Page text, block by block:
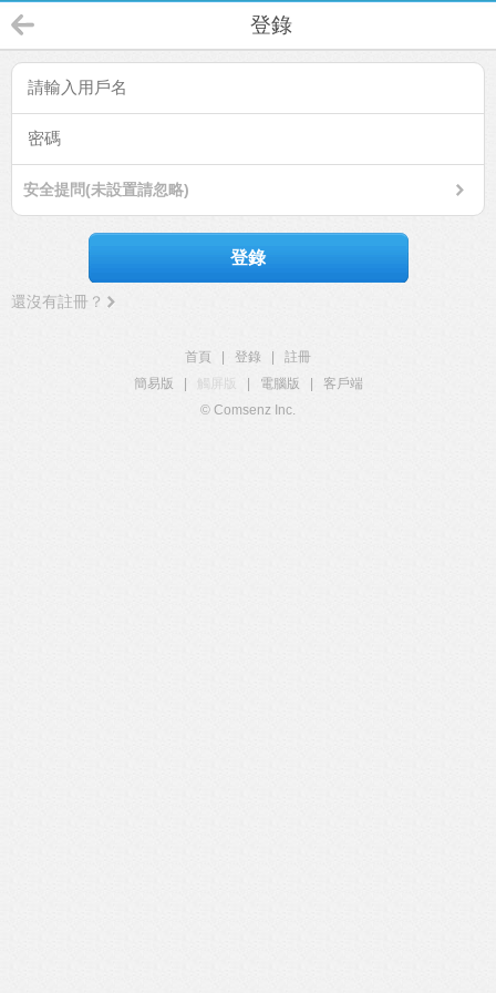
登錄
安全提問(未設置請忽略)
登錄
還沒有註冊？
首頁 登錄
註冊
簡易版
觸屏版 電腦版
客戶端
© Comsenz Inc.